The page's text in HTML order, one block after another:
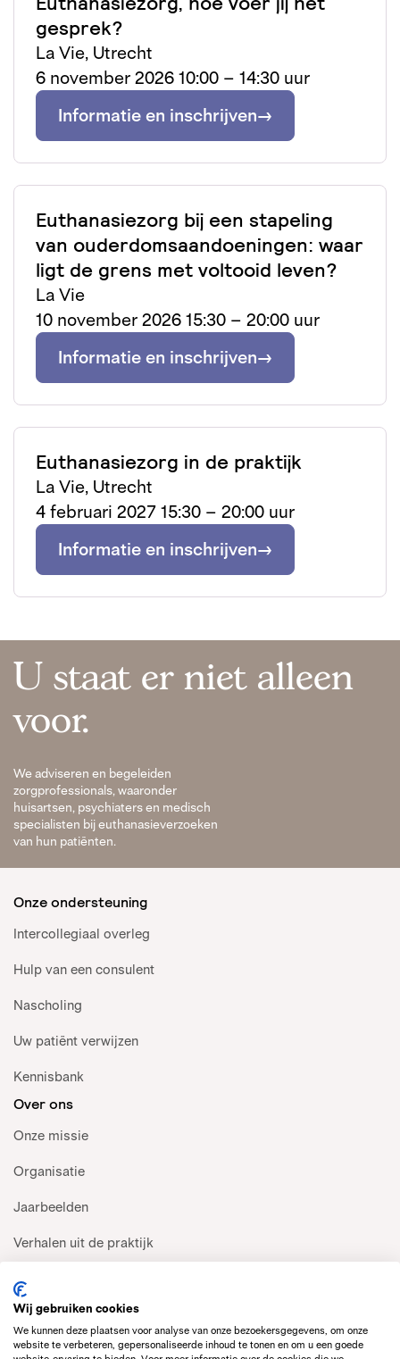
gesprek?
La Vie, Utrecht
6 november 2026 10:00 – 14:30 uur
Informatie en inschrijven
Euthanasiezorg bij een stapeling
van ouderdomsaandoeningen: waar
ligt de grens met voltooid leven?
La Vie
10 november 2026 15:30 – 20:00 uur
Informatie en inschrijven
Euthanasiezorg in de praktijk
La Vie, Utrecht
4 februari 2027 15:30 – 20:00 uur
Informatie en inschrijven
U staat er niet alleen
voor.
We adviseren en begeleiden
zorgprofessionals, waaronder
huisartsen, psychiaters en medisch
specialisten bij euthanasieverzoeken
van hun patiënten.
Onze ondersteuning
Intercollegiaal overleg
Hulp van een consulent
Nascholing
Uw patiënt verwijzen
Kennisbank
Over ons
Onze missie
Organisatie
Jaarbeelden
Verhalen uit de praktijk
Pers
Contact
Wij gebruiken cookies
We kunnen deze plaatsen voor analyse van onze bezoekersgegevens, om onze
website te verbeteren, gepersonaliseerde inhoud te tonen en om u een goede